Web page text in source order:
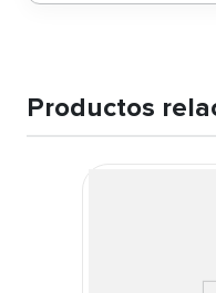
Productos